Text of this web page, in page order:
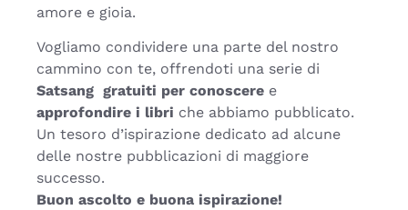
amore e gioia.
Vogliamo condividere una parte del nostro
cammino con te, offrendoti una serie di
Satsang gratuiti per conoscere e
approfondire i libri che abbiamo pubblicato.
Un tesoro d’ispirazione dedicato ad alcune
delle nostre pubblicazioni di maggiore
successo.
Buon ascolto e buona ispirazione!